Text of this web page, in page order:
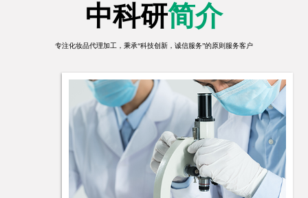
中科研简介
专注化妆品代理加工，秉承“科技创新，诚信服务”的原则服务客户